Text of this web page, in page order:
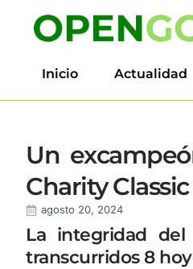
Inicio Actualidad
Un
Charity
agosto 20, 2024
La integridad
transcurridos 8